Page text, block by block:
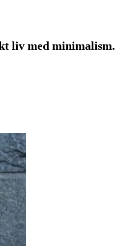
liv med minimalism.